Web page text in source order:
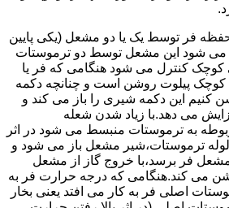
فر توسط یک یا دو مشعل (یکی پایین
می شود این مشعل توسط دو ترموستات
کوچک کنترل می شود هنگامی که فر یا
پیلوت روشن است و چنانچه دکمه
کنیم این دکمه شیری را باز می کند و
می دهد.با زیاد شدن شعله
به ترموستات منبسط می شود در اثر
ترموستات،شیر مشعل باز می شود و
مشعل فر برسد،با خروج گاز از مشعل
می کند.هنگامی که درجه حرارت فر به
اصلی فر به کار می افتد یعنی بخار